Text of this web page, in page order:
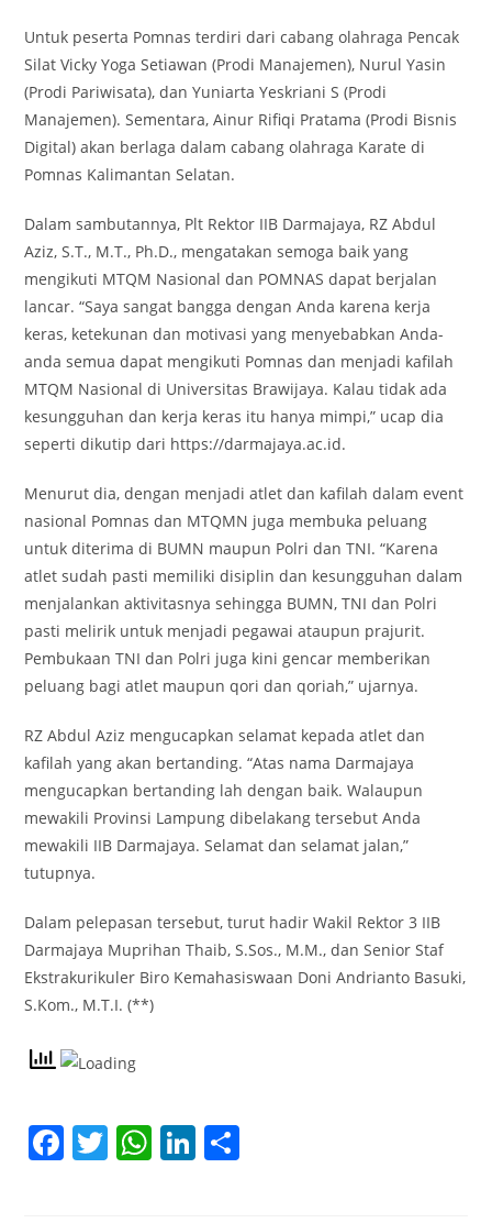
Untuk peserta Pomnas terdiri dari cabang olahraga Pencak
Silat Vicky Yoga Setiawan (Prodi Manajemen), Nurul Yasin
(Prodi Pariwisata), dan Yuniarta Yeskriani S (Prodi
Manajemen). Sementara, Ainur Rifiqi Pratama (Prodi Bisnis
Digital) akan berlaga dalam cabang olahraga Karate di
Pomnas Kalimantan Selatan.
Dalam sambutannya, Plt Rektor IIB Darmajaya, RZ Abdul
Aziz, S.T., M.T., Ph.D., mengatakan semoga baik yang
mengikuti MTQM Nasional dan POMNAS dapat berjalan
lancar. “Saya sangat bangga dengan Anda karena kerja
keras, ketekunan dan motivasi yang menyebabkan Anda-
anda semua dapat mengikuti Pomnas dan menjadi kafilah
MTQM Nasional di Universitas Brawijaya. Kalau tidak ada
kesungguhan dan kerja keras itu hanya mimpi,” ucap dia
seperti dikutip dari https://darmajaya.ac.id.
Menurut dia, dengan menjadi atlet dan kafilah dalam event
nasional Pomnas dan MTQMN juga membuka peluang
untuk diterima di BUMN maupun Polri dan TNI. “Karena
atlet sudah pasti memiliki disiplin dan kesungguhan dalam
menjalankan aktivitasnya sehingga BUMN, TNI dan Polri
pasti melirik untuk menjadi pegawai ataupun prajurit.
Pembukaan TNI dan Polri juga kini gencar memberikan
peluang bagi atlet maupun qori dan qoriah,” ujarnya.
RZ Abdul Aziz mengucapkan selamat kepada atlet dan
kafilah yang akan bertanding. “Atas nama Darmajaya
mengucapkan bertanding lah dengan baik. Walaupun
mewakili Provinsi Lampung dibelakang tersebut Anda
mewakili IIB Darmajaya. Selamat dan selamat jalan,”
tutupnya.
Dalam pelepasan tersebut, turut hadir Wakil Rektor 3 IIB
Darmajaya Muprihan Thaib, S.Sos., M.M., dan Senior Staf
Ekstrakurikuler Biro Kemahasiswaan Doni Andrianto Basuki,
S.Kom., M.T.I. (**)
F T W Li